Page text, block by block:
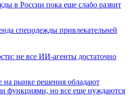
в России пока еще слабо развит
не все ИИ-агенты достаточно
на рынке решения обладают
функциями, но все еще нуждаются